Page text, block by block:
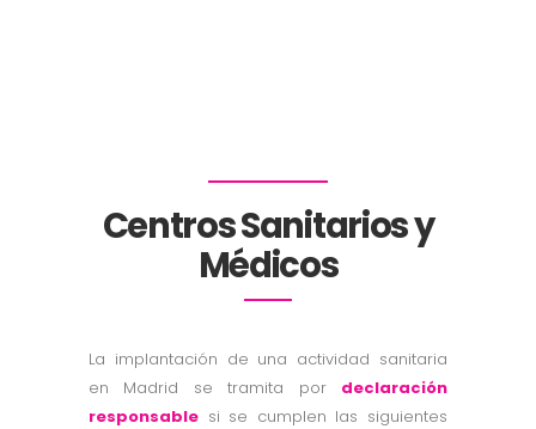
Centros Sanitarios y
Médicos
La implantación de una actividad sanitaria
en Madrid se tramita por
declaración
responsable si se cumplen las siguientes